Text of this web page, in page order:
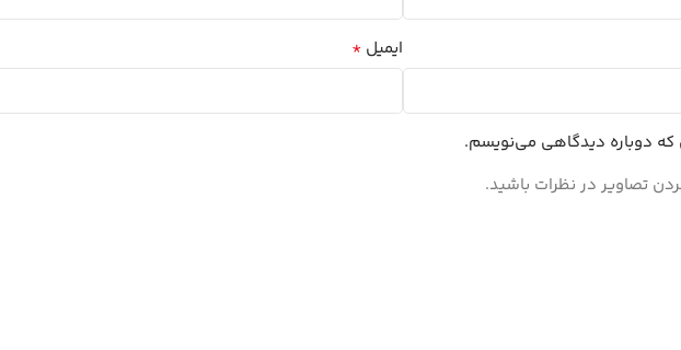
ایمیل *
که دوباره دیدگاهی می‌نویسم.
تصاویر در نظرات باشید.